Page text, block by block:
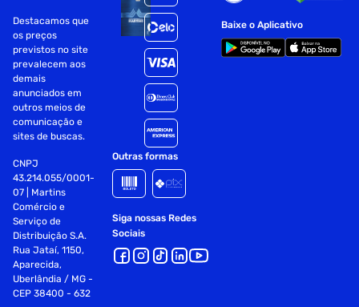
Destacamos que
os preços
previstos no site
prevalecem aos
demais
anunciados em
outros meios de
comunicação e
sites de buscas.
CNPJ
43.214.055/0001-
07 | Martins
Comércio e
Serviço de
Distribuição S.A.
Rua Jataí, 1150,
Aparecida,
Uberlândia / MG -
CEP 38400 - 632
Outras formas
Siga nossas Redes
Sociais
Baixe o Aplicativo